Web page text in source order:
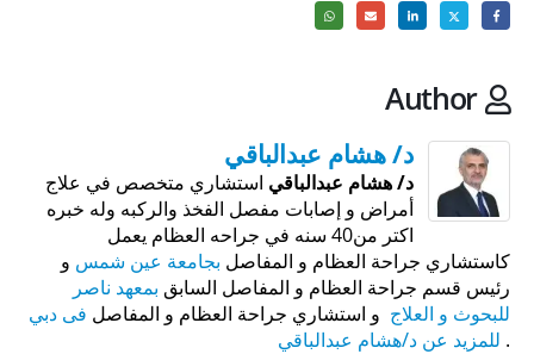
Author
د/ هشام عبدالباقي
د/ هشام عبدالباقي استشاري متخصص في علاج
أمراض و إصابات مفصل الفخذ والركبه وله خبره
اكتر من40 سنه في جراحه العظام يعمل
كاستشاري جراحة العظام و المفاصل بجامعة عين شمس و
رئيس قسم جراحة العظام و المفاصل السابق بمعهد ناصر
للبحوث و العلاج و استشاري جراحة العظام و المفاصل فى دبي
. للمزيد عن د/هشام عبدالباقي